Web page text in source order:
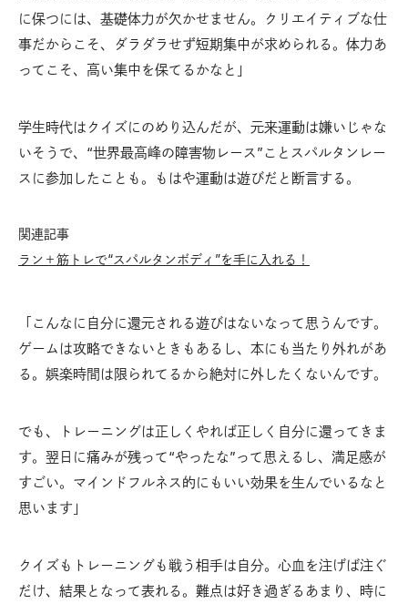
に保つには、基礎体力が欠かせません。クリエイティブな仕
事だからこそ、ダラダラせず短期集中が求められる。体力あ
ってこそ、高い集中を保てるかなと」
学生時代はクイズにのめり込んだが、元来運動は嫌いじゃな
いそうで、“世界最高峰の障害物レース”ことスパルタンレー
スに参加したことも。もはや運動は遊びだと断言する。
関連記事
ラン＋筋トレで“スパルタンボディ”を手に入れる！
「こんなに自分に還元される遊びはないなって思うんです。
ゲームは攻略できないときもあるし、本にも当たり外れがあ
る。娯楽時間は限られてるから絶対に外したくないんです。
でも、トレーニングは正しくやれば正しく自分に還ってきま
す。翌日に痛みが残って“やったな”って思えるし、満足感が
すごい。マインドフルネス的にもいい効果を生んでいるなと
思います」
クイズもトレーニングも戦う相手は自分。心血を注げば注ぐ
だけ、結果となって表れる。難点は好き過ぎるあまり、時に